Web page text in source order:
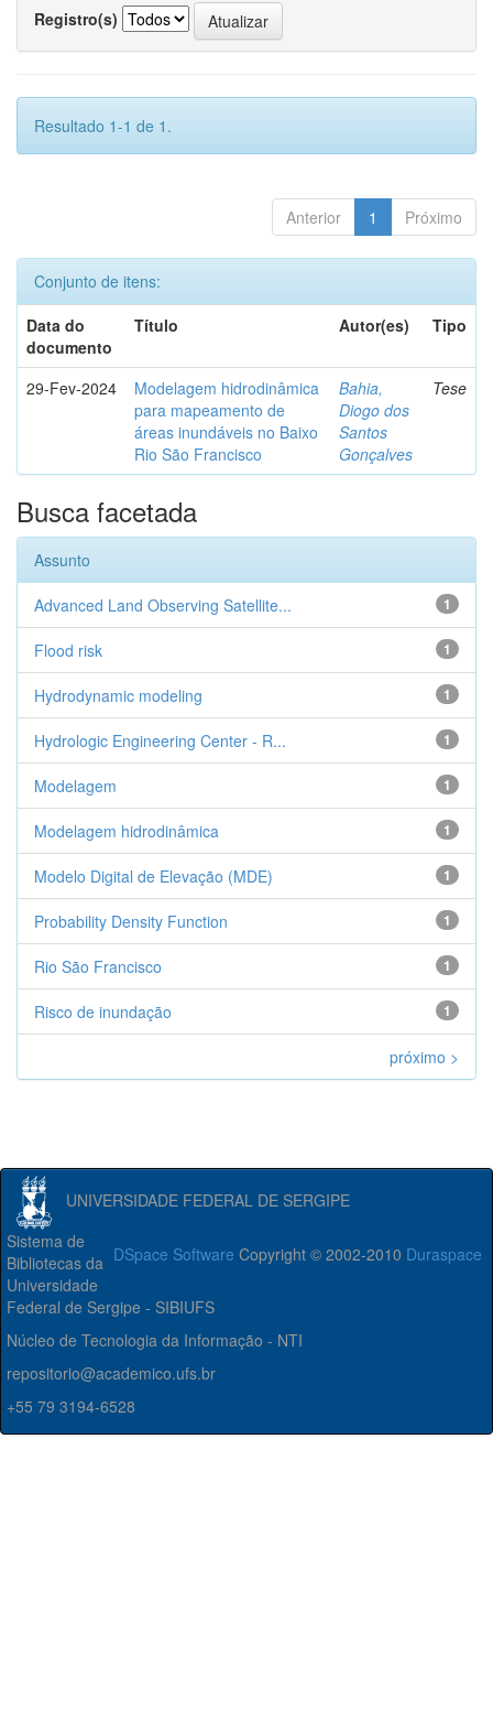
Registro(s)
Resultado 1-1 de 1.
Anterior 1 Próximo
Conjunto de itens:
Data do
documento
Título Autor(es) Tipo
29-Fev-2024
Modelagem hidrodinâmica
para mapeamento de
áreas inundáveis no Baixo
Rio São Francisco
Bahia,
Diogo dos
Santos
Gonçalves
Tese
Busca facetada
Assunto
1
Advanced Land Observing Satellite...
1
Flood risk
1
Hydrodynamic modeling
1
Hydrologic Engineering Center - R...
1
Modelagem
1
Modelagem hidrodinâmica
1
Modelo Digital de Elevação (MDE)
1
Probability Density Function
1
Rio São Francisco
1
Risco de inundação
próximo >
UNIVERSIDADE FEDERAL DE SERGIPE
DSpace Software Copyright © 2002-2010 Duraspace
Sistema de
Bibliotecas da
Universidade
Federal de Sergipe - SIBIUFS
Núcleo de Tecnologia da Informação - NTI
repositorio@academico.ufs.br
+55 79 3194-6528